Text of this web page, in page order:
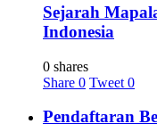
Sejarah
Indonesia
0 shares
Share 0 Tweet 0
Pendaftaran